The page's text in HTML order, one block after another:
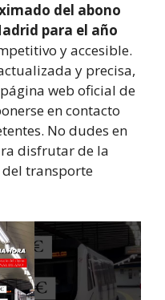
del abono
para el año
y accesible.
y precisa,
web oficial de
en contacto
No dudes en
disfrutar de la
transporte